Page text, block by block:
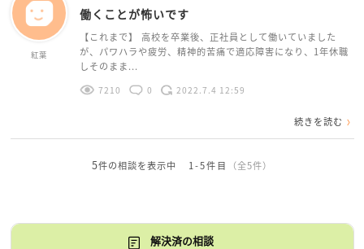
紅葉
働くことが怖いです
【これまで】 高校を卒業後、正社員として働いていました
が、パワハラや疲労、精神的苦痛で適応障害になり、1年休職
しそのまま...
7210 0 2022.7.4 12:59
続きを読む
5件の相談を表示中 1-5件目 （全5件）
解決済の相談